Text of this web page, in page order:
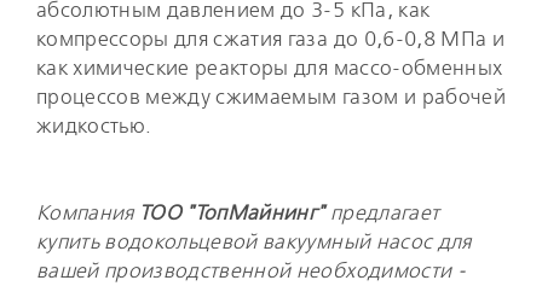
абсолютным давлением до 3-5 кПа, как
компрессоры для сжатия газа до 0,6-0,8 МПа и
как химические реакторы для массо-обменных
процессов между сжимаемым газом и рабочей
жидкостью.
Компания ТОО "ТопМайнинг"предлагает
купить водокольцевой вакуумный насос для
вашей производственной необходимости -